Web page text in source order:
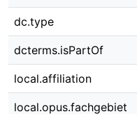
dc.type
dcterms.isPartOf
local.affiliation
local.opus.fachgebiet